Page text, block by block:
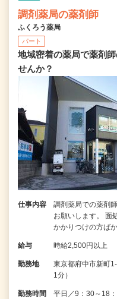
調剤薬局の薬剤師
ふくろう薬局
パート
地域密着の薬局で薬剤
せんか？
仕事内容
調剤薬局での薬剤
お願いします。 面
かかりつけの方ば
給与 時給2,500円以上
勤務地
東京都府中市新町
1分）
勤務時間
平日／9：30～18